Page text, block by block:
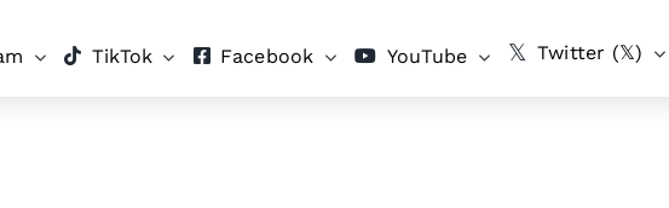
TikTok Facebook YouTube Twitter (𝕏)